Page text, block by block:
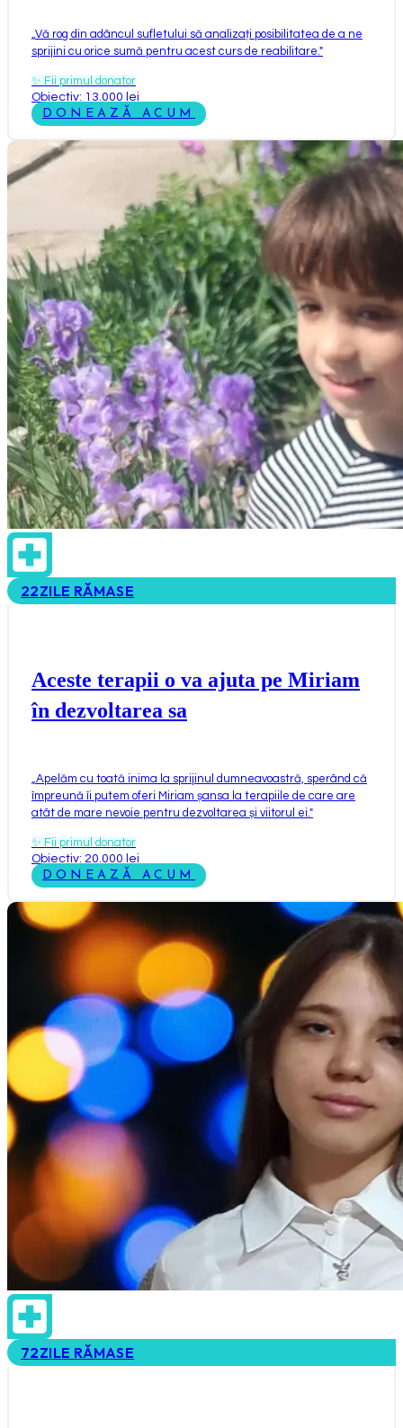
Vă rog din adâncul sufletului să analizați posibilitatea de a ne
sprijini cu orice sumă pentru acest curs de reabilitare. "
✨ Fii primul donator
Obiectiv: 13.000 lei
DONEAZĂ ACUM
22ZILE RĂMASE
Aceste terapii o va ajuta pe Miriam
în dezvoltarea sa
Apelăm cu toată inima la sprijinul dumneavoastră, sperând că
împreună îi putem oferi Miriam șansa la terapiile de care are
atât de mare nevoie pentru dezvoltarea și viitorul ei. "
✨ Fii primul donator
Obiectiv: 20.000 lei
DONEAZĂ ACUM
72ZILE RĂMASE